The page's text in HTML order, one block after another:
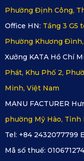
Hiện nay, thị trường
tại Việt Nam ngày
tô cao cấp Mercedes-
Phường Định Công,
Office HN: Tầng 3 G5
Phường Khương
Xưởng KATA Hồ Chí
Phát, Khu Phố 2,
Minh, Việt Nam
MANU FACTURER
phường Mỹ Hào, Tỉnh
Tel: +84 2432077799
Mã số thuế: